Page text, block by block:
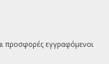
προσφορές εγγραφόμενοι